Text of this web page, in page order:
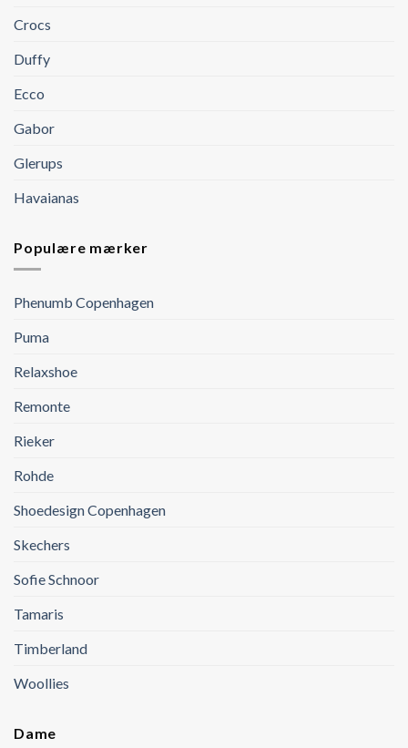
Crocs
Duffy
Ecco
Gabor
Glerups
Havaianas
Populære mærker
Phenumb Copenhagen
Puma
Relaxshoe
Remonte
Rieker
Rohde
Shoedesign Copenhagen
Skechers
Sofie Schnoor
Tamaris
Timberland
Woollies
Dame